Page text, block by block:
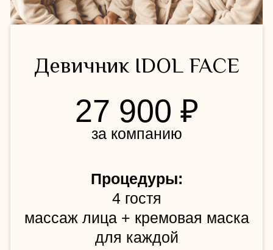
2 мастера
процедуры проходят
одновременно
Приглашенный специалист
по согласованию с
администратором